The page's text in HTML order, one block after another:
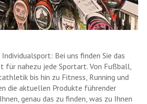
Bei uns finden Sie das
für nahezu jede Sportart. Von Fußball,
bis hin zu Fitness, Running und
die aktuellen Produkte führender
genau das zu finden, was zu Ihnen